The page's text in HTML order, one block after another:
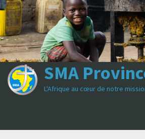
Passer
au
contenu
SMA
L'Afrique au cœur de notre